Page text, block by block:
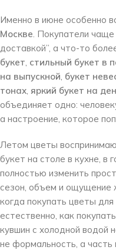
Именно в июне особенно
Москве. Покупатели
доставкой”, а что-то
букет, стильный букет в
на выпускной, букет
тонах, яркий букет на
объединяет одно:
а настроение, которое
Летом цветы
букет на столе в кухне, в
полностью изменить
сезон, объем и ощущение
когда покупать цветы
естественно, как
кувшин с холодной водой
не формальность, а часть